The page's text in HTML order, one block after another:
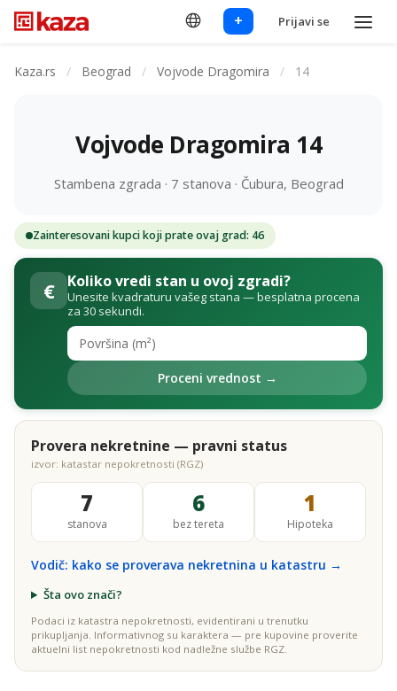
+ Prijavi se
Kaza.rs / Beograd / Vojvode Dragomira / 14
Vojvode Dragomira 14
Stambena zgrada · 7 stanova · Čubura, Beograd
Zainteresovani kupci koji prate ovaj grad: 46
€ Koliko vredi stan u ovoj zgradi?
Unesite kvadraturu vašeg stana — besplatna procena
za 30 sekundi.
Proceni vrednost →
Provera nekretnine — pravni status
izvor: katastar nepokretnosti (RGZ)
7
stanova
6
bez tereta
1
Hipoteka
Vodič: kako se proverava nekretnina u katastru →
Šta ovo znači?
Podaci iz katastra nepokretnosti, evidentirani u trenutku
prikupljanja. Informativnog su karaktera — pre kupovine proverite
aktuelni list nepokretnosti kod nadležne službe RGZ.